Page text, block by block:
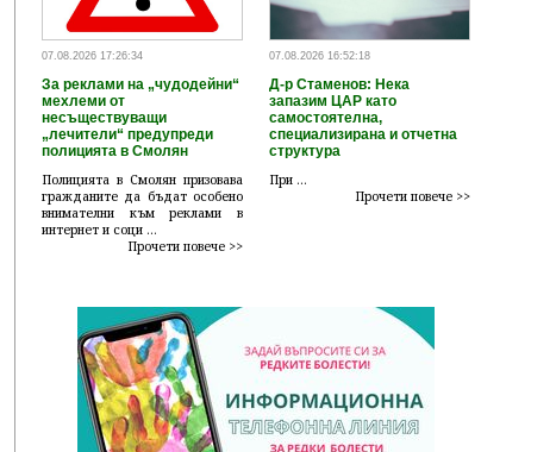
07.08.2026 17:26:34
За реклами на „чудодейни“
мехлеми от
несъществуващи
„лечители“ предупреди
полицията в Смолян
Полицията в Смолян призовава
гражданите да бъдат особено
внимателни към реклами в
интернет и соци ...
Прочети повече >>
07.08.2026 16:52:18
Д-р Стаменов: Нека
запазим ЦАР като
самостоятелна,
специализирана и отчетна
структура
При ...
Прочети повече >>